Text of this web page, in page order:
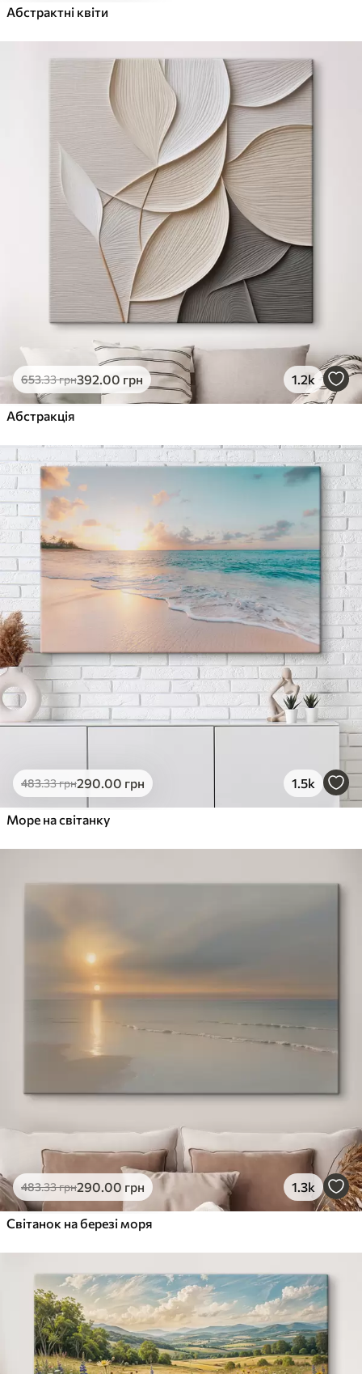
Абстрактні квіти
653.33грн392.00 грн 1.2k
Абстракція
483.33грн290.00 грн 1.5k
Море на світанку
483.33грн290.00 грн 1.3k
Світанок на березі моря